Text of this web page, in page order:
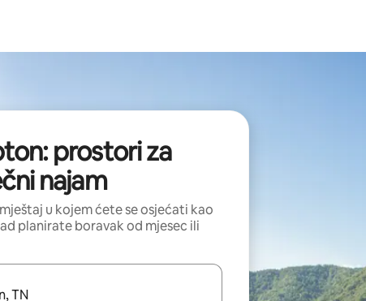
prostori za
najam
u kojem ćete se osjećati kao
planirate boravak od mjesec ili
dostupni rezultati, moći ćete ih pregledati koristeći se strelicama